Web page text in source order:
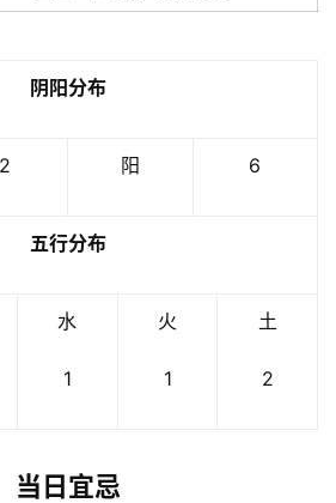
阴阳分布
2 阳 6
五行分布
水
1
火
1
土
2
当日宜忌